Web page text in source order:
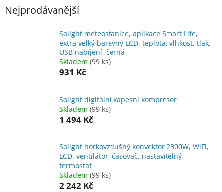
Nejprodávanější
Solight meteostanice, aplikace Smart Life,
extra velký barevný LCD, teplota, vlhkost, tlak,
USB nabíjení, černá
Skladem (99 ks)
931 Kč
Solight digitální kapesní kompresor
Skladem (99 ks)
1 494 Kč
Solight horkovzdušný konvektor 2300W, WiFi,
LCD, ventilátor, časovač, nastavitelný
termostat
Skladem (99 ks)
2 242 Kč